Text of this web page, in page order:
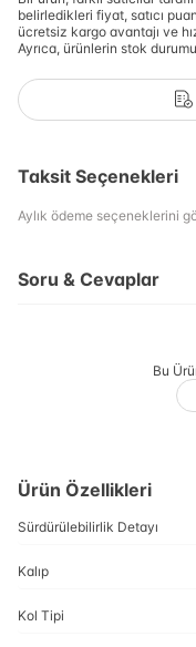
belirledikleri fiyat, satıcı
ücretsiz kargo avantajı ve
Ayrıca, ürünlerin stok
Taksit Seçenekleri
Aylık ödeme seçeneklerini
Soru & Cevaplar
Bu
Ürün Özellikleri
Sürdürülebilirlik Detayı
Kalıp
Kol Tipi